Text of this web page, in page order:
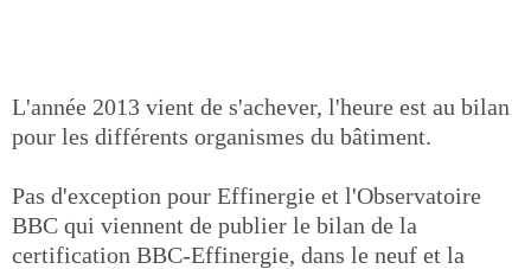
L'année 2013 vient de s'achever, l'heure est au bilan
pour les différents organismes du bâtiment.
Pas d'exception pour Effinergie et l'Observatoire
BBC qui viennent de publier le bilan de la
certification BBC-Effinergie, dans le neuf et la